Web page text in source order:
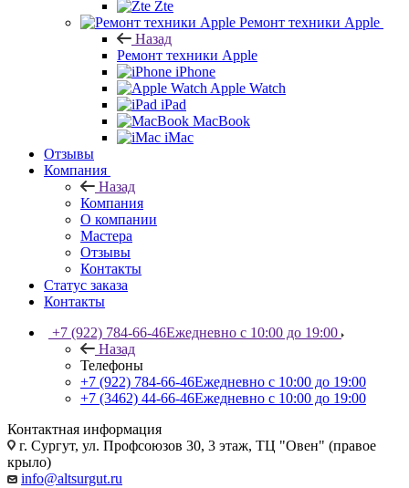
Zte
Ремонт техники Apple
Назад
Ремонт техники Apple
iPhone
Apple Watch
iPad
MacBook
iMac
Отзывы
Компания
Назад
Компания
О компании
Мастера
Отзывы
Контакты
Статус заказа
Контакты
+7 (922) 784-66-46Ежедневно с 10:00 до 19:00
Назад
Телефоны
+7 (922) 784-66-46Ежедневно с 10:00 до 19:00
+7 (3462) 44-66-46Ежедневно с 10:00 до 19:00
Контактная информация
г. Сургут, ул. Профсоюзов 30, 3 этаж, ТЦ "Овен" (правое
крыло)
info@altsurgut.ru